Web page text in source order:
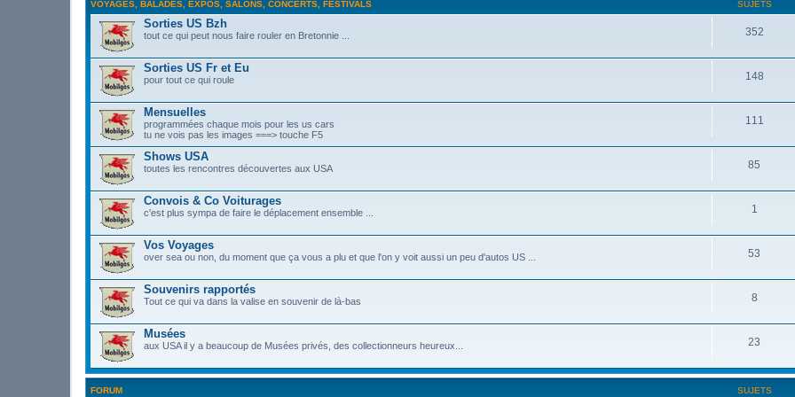
VOYAGES, BALADES, EXPOS, SALONS, CONCERTS, FESTIVALS SUJETS
Sorties US Bzh
tout ce qui peut nous faire rouler en Bretonnie ... 352
Sorties US Fr et Eu
pour tout ce qui roule 148
Mensuelles
programmées chaque mois pour les us cars
tu ne vois pas les images ===> touche F5
111
Shows USA
toutes les rencontres découvertes aux USA 85
Convois & Co Voiturages
c'est plus sympa de faire le déplacement ensemble ... 1
Vos Voyages
over sea ou non, du moment que ça vous a plu et que l'on y voit aussi un peu d'autos US ... 53
Souvenirs rapportés
Tout ce qui va dans la valise en souvenir de là-bas 8
Musées
aux USA il y a beaucoup de Musées privés, des collectionneurs heureux... 23
FORUM SUJETS